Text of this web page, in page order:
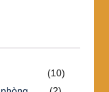
(10)